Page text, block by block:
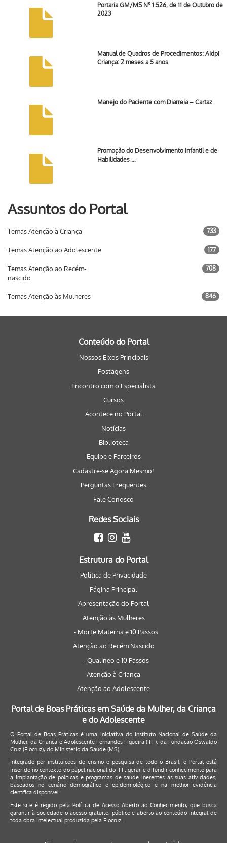
Portaria GM/MS Nº 1.526, de 11 de Outubro de
2023
Manual de Quadros de Procedimentos: Aidpi
Criança: 2 meses a 5 anos
Manejo do Paciente com Diarreia – Cartaz
Promoção do Desenvolvimento Infantil e de
Habilidades …
Assuntos do Portal
Temas Atenção à Criança 733
Temas Atenção ao Adolescente 177
Temas Atenção ao Recém-
nascido
708
Temas Atenção às Mulheres 846
Conteúdo do Portal
Nossos Eixos Principais
Postagens
Encontro com o Especialista
Cursos
Acontece no Portal
Notícias
Biblioteca
Equipe e Parceiros
Cadastre-se Agora Mesmo!
Perguntas Frequentes
Fale Conosco
Redes Sociais
Estrutura do Portal
Política de Privacidade
Página Principal
Apresentação do Portal
Atenção às Mulheres
- Morte Materna e 10 Passos
Atenção ao Recém Nascido
- Qualineo e 10 Passos
Atenção à Criança
Atenção ao Adolescente
Portal de Boas Práticas em Saúde da Mulher, da Criança
e do Adolescente
O Portal de Boas Práticas é uma iniciativa do Instituto Nacional de Saúde da
Mulher, da Criança e Adolescente Fernandes Figueira (IFF), da Fundação Oswaldo
Cruz (Fiocruz), do Ministério da Saúde (MS).
Integrado por instituições de ensino e pesquisa de todo o Brasil, o Portal está
inserido no contexto do papel nacional do IFF: gerar e difundir conhecimento para
a implantação de políticas e programas de saúde inerentes as suas atividades,
baseados no cenário demográfico e epidemiológico e na melhor evidência
científica disponível.
Este site é regido pela Política de Acesso Aberto ao Conhecimento, que busca
garantir à sociedade o acesso gratuito, público e aberto ao conteúdo integral de
toda obra intelectual produzida pela Fiocruz.